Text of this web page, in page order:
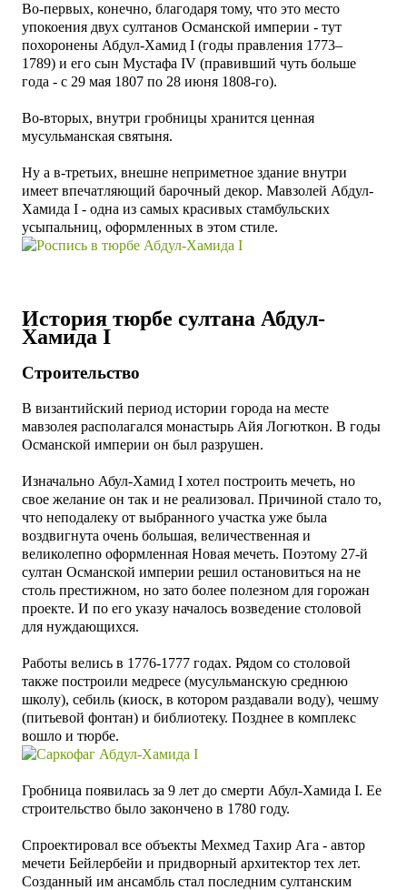
Во-первых, конечно, благодаря тому, что это место
упокоения двух султанов Османской империи - тут
похоронены Абдул-Хамид I (годы правления 1773–
1789) и его сын Мустафа IV (правивший чуть больше
года - с 29 мая 1807 по 28 июня 1808-го).
Во-вторых, внутри гробницы хранится ценная
мусульманская святыня.
Ну а в-третьих, внешне неприметное здание внутри
имеет впечатляющий барочный декор. Мавзолей Абдул-
Хамида I - одна из самых красивых стамбульских
усыпальниц, оформленных в этом стиле.
История тюрбе султана Абдул-
Хамида I
Строительство
В византийский период истории города на месте
мавзолея располагался монастырь Айя Логюткон. В годы
Османской империи он был разрушен.
Изначально Абул-Хамид I хотел построить мечеть, но
свое желание он так и не реализовал. Причиной стало то,
что неподалеку от выбранного участка уже была
воздвигнута очень большая, величественная и
великолепно оформленная Новая мечеть. Поэтому 27-й
султан Османской империи решил остановиться на не
столь престижном, но зато более полезном для горожан
проекте. И по его указу началось возведение столовой
для нуждающихся.
Работы велись в 1776-1777 годах. Рядом со столовой
также построили медресе (мусульманскую среднюю
школу), себиль (киоск, в котором раздавали воду), чешму
(питьевой фонтан) и библиотеку. Позднее в комплекс
вошло и тюрбе.
Гробница появилась за 9 лет до смерти Абул-Хамида I. Ее
строительство было закончено в 1780 году.
Спроектировал все объекты Мехмед Тахир Ага - автор
мечети Бейлербейи и придворный архитектор тех лет.
Созданный им ансамбль стал последним султанским